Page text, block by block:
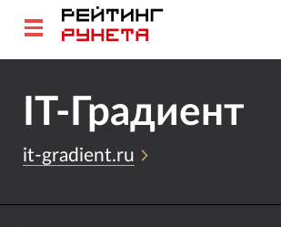
IT-Градиент
it-gradient.ru